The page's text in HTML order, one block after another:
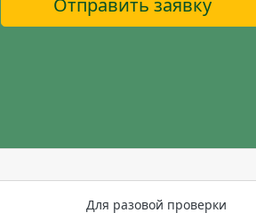
Отправить заявку
Для разовой проверки